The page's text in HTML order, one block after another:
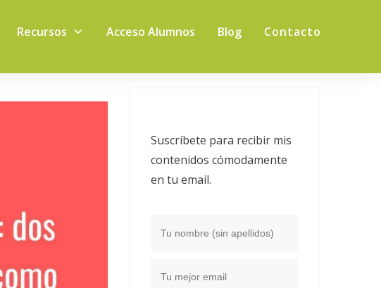
Recursos Acceso Alumnos Blog Contacto
Suscríbete para recibir mis
contenidos cómodamente
en tu email.